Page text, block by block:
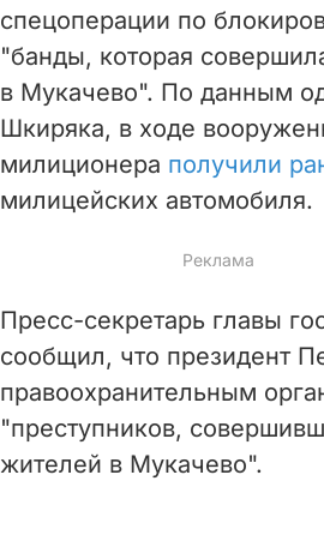
спецоперации по
"банды, которая
в Мукачево". По данным
Шкиряка, в ходе
милиционера получили
милицейских автомобиля.
Пресс-секретарь главы
сообщил, что президент
правоохранительным
"преступников,
жителей в Мукачево".